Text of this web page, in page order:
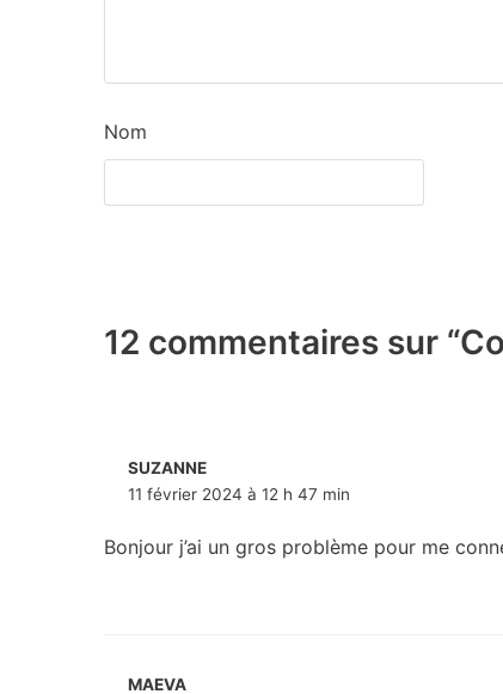
Nom
12 commentaires sur
SUZANNE
11 février 2024 à 12 h 47 min
Bonjour j’ai un gros problème pour me
MAEVA